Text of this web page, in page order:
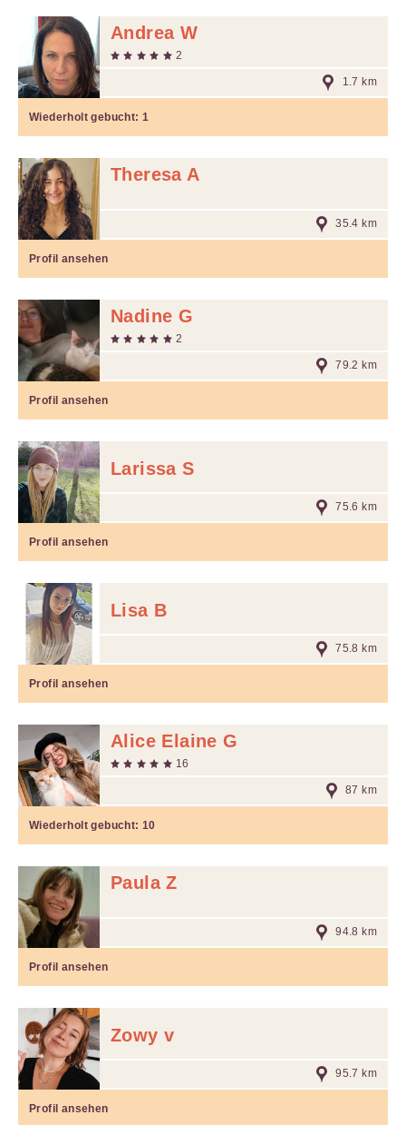
Andrea W
2
1.7 km
Wiederholt gebucht:1
Theresa A
35.4 km
Profil ansehen
Nadine G
2
79.2 km
Profil ansehen
Larissa S
75.6 km
Profil ansehen
Lisa B
75.8 km
Profil ansehen
Alice Elaine G
16
87 km
Wiederholt gebucht:10
Paula Z
94.8 km
Profil ansehen
Zowy v
95.7 km
Profil ansehen